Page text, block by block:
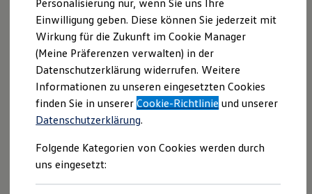
Groß- und Sonderkunden
Großkunden
Kommunen & Behörden
Journalisten
Sportvereine
Branchenlösungen
Bau & Handwerk
Gewerbliche Personenbeförderung
Service & mobile Werkstätten
Kurier, Logistik & Handel
Feuerwehr
Rettungsdienste
ONE Business ID Vorteile
Fahrzeugsuche & Marktplatz
& Rechtliches
Hier finden Sie Informationen über die
Paul Dobbratz GmbH als
verantwortliche Anbieterin von Inhalten
und Angeboten, die auf dieser Webseite
speziell aufgeführt sind.
Personalisierung nur, wenn Sie uns Ihre
Einwilligung geben. Diese können Sie jederzeit mit
Wirkung für die Zukunft im Cookie Manager
(Meine Präferenzen verwalten) in der
Datenschutzerklärung widerrufen. Weitere
Informationen zu unseren eingesetzten Cookies
finden Sie in unsererCookie-Richtlinie und unserer
Datenschutzerklärung.
Folgende Kategorien von Cookies werden durch
uns eingesetzt: